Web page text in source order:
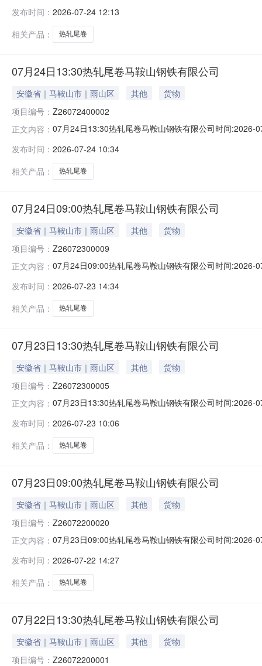
卷）Q235B2*1250*C攀钢钒1/1.59轧烂(因非计划产品的
发布时间： 2026-07-24 12:13
相关产品：
热轧尾卷
07月24日13:30热轧尾卷马鞍山钢铁有限公司
安徽省｜马鞍山市｜雨山区 其他
货物
项目编号： Z26072400002
正文内容： 07月24日13:30热轧尾卷马鞍山钢铁有限公司时间
保证金：￥1,700.00元交易保证金：￥1,700.00元竞价
发布时间： 2026-07-24 10:34
相关产品：
热轧尾卷
07月24日09:00热轧尾卷马鞍山钢铁有限公司
安徽省｜马鞍山市｜雨山区 其他
货物
项目编号： Z26072300009
正文内容： 07月24日09:00热轧尾卷马鞍山钢铁有限公司时间
保证金：￥1,700.00元交易保证金：￥1,700.00元竞价
发布时间： 2026-07-23 14:34
相关产品：
热轧尾卷
07月23日13:30热轧尾卷马鞍山钢铁有限公司
安徽省｜马鞍山市｜雨山区 其他
货物
项目编号： Z26072300005
正文内容： 07月23日13:30热轧尾卷马鞍山钢铁有限公司时间
保证金：￥1,700.00元交易保证金：￥1,700.00元竞价
发布时间： 2026-07-23 10:06
相关产品：
热轧尾卷
07月23日09:00热轧尾卷马鞍山钢铁有限公司
安徽省｜马鞍山市｜雨山区 其他
货物
项目编号： Z26072200020
正文内容： 07月23日09:00热轧尾卷马鞍山钢铁有限公司时间
保证金：￥1,700.00元交易保证金：￥1,700.00元竞价
发布时间： 2026-07-22 14:27
相关产品：
热轧尾卷
07月22日13:30热轧尾卷马鞍山钢铁有限公司
安徽省｜马鞍山市｜雨山区 其他
货物
项目编号： Z26072200001